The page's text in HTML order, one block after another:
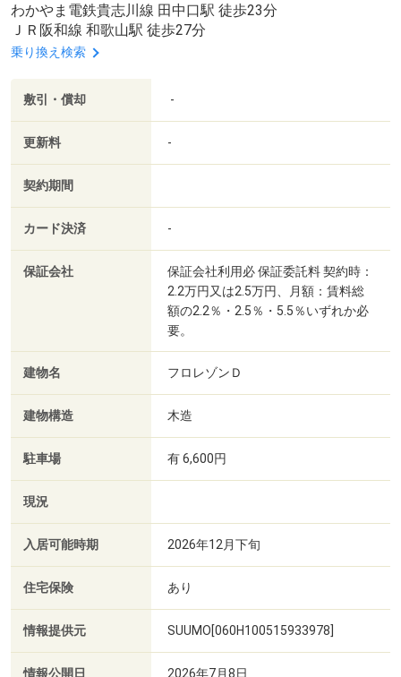
わかやま電鉄貴志川線 田中口駅 徒歩23分
ＪＲ阪和線 和歌山駅 徒歩27分
乗り換え検索
敷引・償却 -
更新料 -
契約期間
カード決済 -
保証会社
保証会社利用必 保証委託料 契約時：
2.2万円又は2.5万円、月額：賃料総
額の2.2％・2.5％・5.5％いずれか必
要。
建物名 フロレゾンＤ
建物構造 木造
駐車場 有 6,600円
現況
入居可能時期 2026年12月下旬
住宅保険 あり
情報提供元 SUUMO[060H100515933978]
情報公開日 2026年7月8日